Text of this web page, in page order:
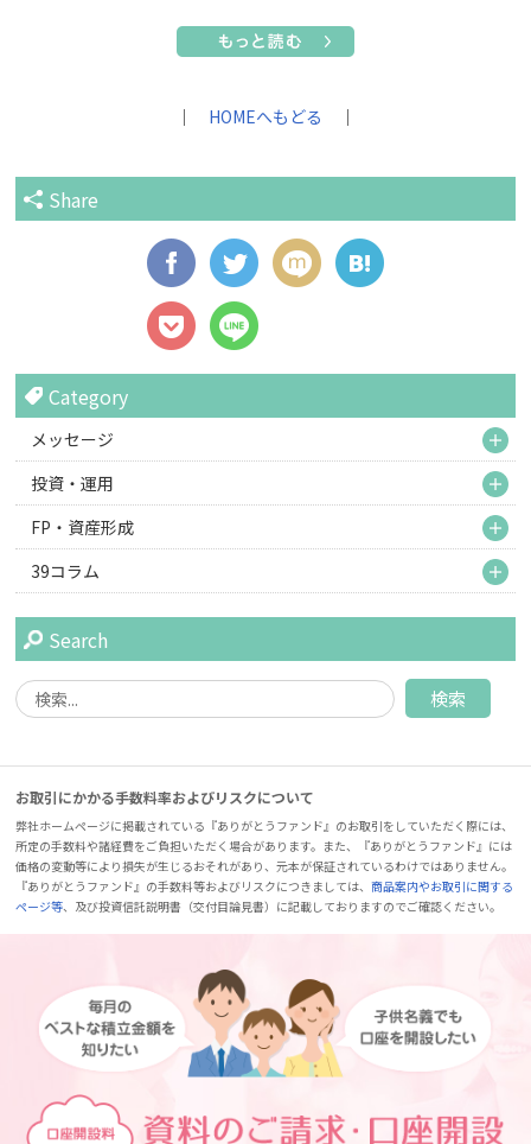
｜ HOMEへもどる ｜
Share
Category
メッセージ
投資・運用
FP・資産形成
39コラム
Search
お取引にかかる手数料率およびリスクについて
弊社ホームページに掲載されている『ありがとうファンド』のお取引をしていただく際には、
所定の手数料や諸経費をご負担いただく場合があります。また、『ありがとうファンド』には
価格の変動等により損失が生じるおそれがあり、元本が保証されているわけではありません。
『ありがとうファンド』の手数料等およびリスクにつきましては、商品案内やお取引に関する
ページ等、及び投資信託説明書（交付目論見書）に記載しておりますのでご確認ください。